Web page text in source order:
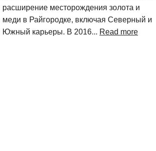
расширение месторождения золота и
меди в Райгородке, включая Северный и
Южный карьеры. В 2016... Read more